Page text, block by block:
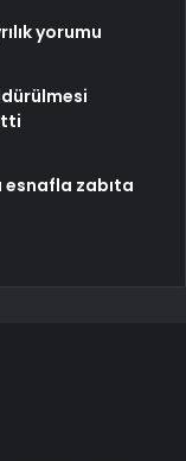
yorumu
esnafla zabıta